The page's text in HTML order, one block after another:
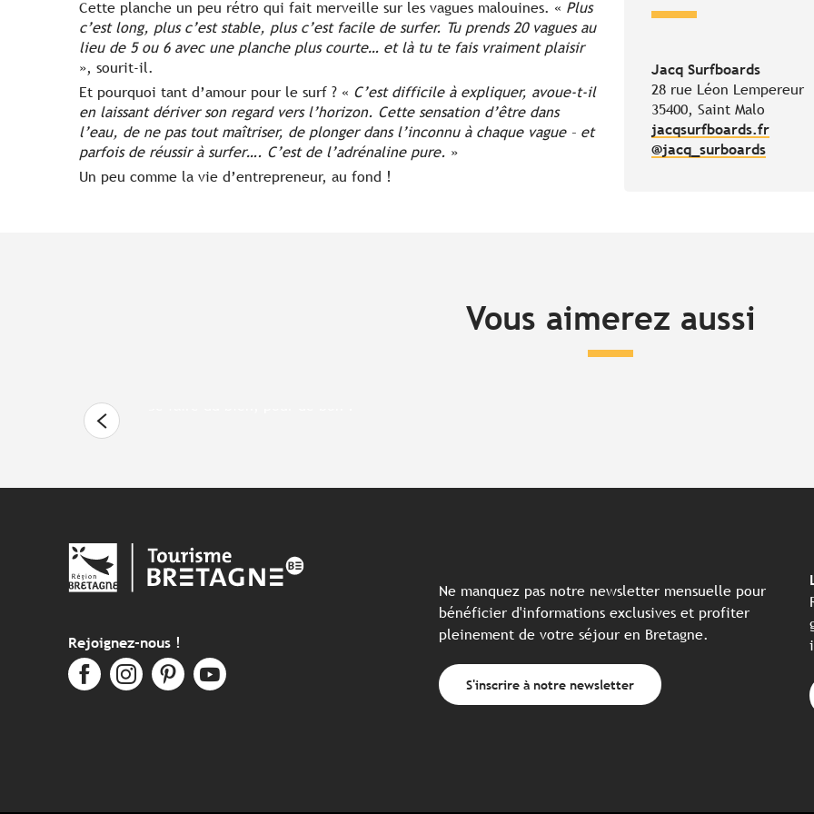
Cette planche un peu rétro qui fait merveille sur les vagues malouines. « Plus
c’est long, plus c’est stable, plus c’est facile de surfer. Tu prends 20 vagues au
lieu de 5 ou 6 avec une planche plus courte… et là tu te fais vraiment plaisir
», sourit-il.
Et pourquoi tant d’amour pour le surf ? « C’est difficile à expliquer, avoue-t-il
en laissant dériver son regard vers l’horizon. Cette sensation d’être dans
l’eau, de ne pas tout maîtriser, de plonger dans l’inconnu à chaque vague – et
parfois de réussir à surfer…. C’est de l’adrénaline pure. »
Un peu comme la vie d’entrepreneur, au fond !
Jacq Surfboards
28 rue Léon Lempereur
35400, Saint Malo
jacqsurfboards.fr
@jacq_surboards
Vous aimerez aussi
Rejoignez-nous !
Ne manquez pas notre newsletter mensuelle pour
bénéficier d'informations exclusives et profiter
pleinement de votre séjour en Bretagne.
S'inscrire à notre newsletter